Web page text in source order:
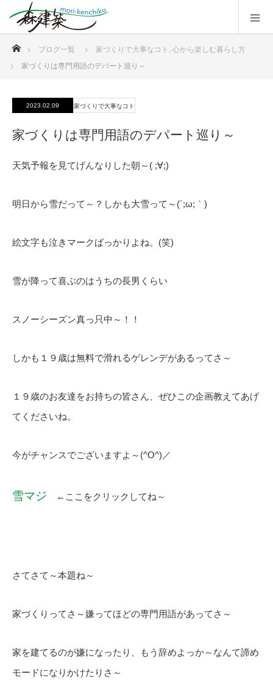
ブログ一覧 家づくりで大事なコト , 心から楽しむ暮らし方
家づくりは専門用語のデパート巡り～
2023.02.09 家づくりで大事なコト
家づくりは専門用語のデパート巡り～
天気予報を見てげんなりした朝～( ;∀;)
明日から雪だって～？しかも大雪って～(´;ω;｀)
絵文字も泣きマークばっかりよね。(笑)
雪が降って喜ぶのはうちの長男くらい
スノーシーズン真っ只中～！！
しかも１９歳は無料で滑れるゲレンデがあるってさ～
１９歳のお友達をお持ちの皆さん、ぜひこの企画教えてあげ
てくださいね。
今がチャンスでございますよ～(^O^)／
雪マジ ←ここをクリックしてね～
さてさて～本題ね～
家づくりってさ～嫌ってほどの専門用語があってさ～
家を建てるのが嫌になったり、もう辞めよっか～なんて諦め
モードになりかけたりさ～